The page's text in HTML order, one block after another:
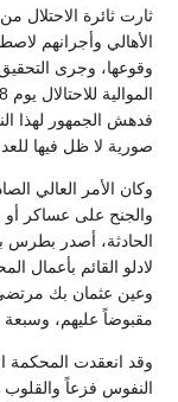
ثارت ثائرة الاحتلال
الأهالي وأجرانهم
وقوعها، وجرى
فدهش الجمهور لهذا
صورية لا ظل فيها
الحادثة، أصدر بطرس
وعين عثمان بك مرتضى
مقبوضاً عليهم، وسبعة
النفوس فزعاً والقلوب